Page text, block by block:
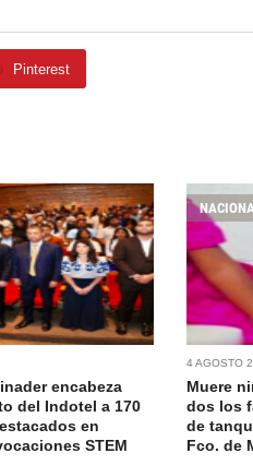
Pinterest
encabeza
del Indotel a 170
en
STEM
4 AGOSTO
Muere
dos los
de
Fco. de